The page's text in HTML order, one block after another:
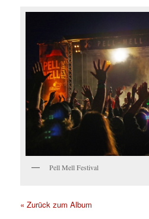
Pell Mell Festival
« Zurück zum Album